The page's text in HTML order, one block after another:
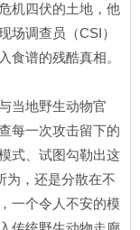
机四伏的土地，他
场调查员（CSI）
食谱的残酷真相。
当地野生动物官
每一次攻击留下的
式、试图勾勒出这
为，还是分散在不
一个令人不安的模